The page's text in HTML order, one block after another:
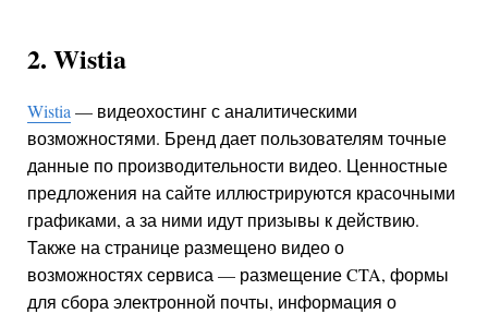
2. Wistia
Wistia — видеохостинг с аналитическими
возможностями. Бренд дает пользователям точные
данные по производительности видео. Ценностные
предложения на сайте иллюстрируются красочными
графиками, а за ними идут призывы к действию.
Также на странице размещено видео о
возможностях сервиса — размещение CTA, формы
для сбора электронной почты, информация о